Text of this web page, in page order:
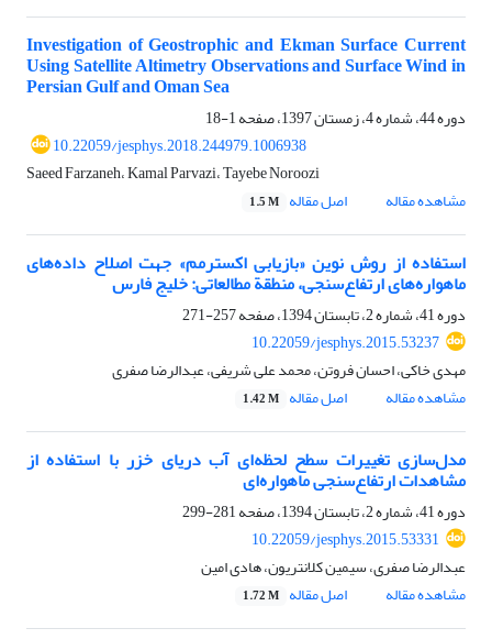
Investigation of Geostrophic and Ekman Surface Current
Using Satellite Altimetry Observations and Surface Wind in
Persian Gulf and Oman Sea
دوره 44، شماره 4، زمستان 1397، صفحه
1-18
10.22059/jesphys.2018.244979.1006938
Saeed Farzaneh، Kamal Parvazi، Tayebe Noroozi
مشاهده مقاله
اصل مقاله 1.5 M
استفاده از روش نوین «بازیابی اکسترمم» جهت اصلاح داده‌های
ماهواره‌های ارتفاع‌سنجی، منطقة مطالعاتی: خلیج فارس
دوره 41، شماره 2، تابستان 1394، صفحه
257-271
10.22059/jesphys.2015.53237
مهدی خاکی، احسان فروتن، محمد علی شریفی، عبدالرضا صفری
مشاهده مقاله
اصل مقاله 1.42 M
مدل‌سازی تغییرات سطح لحظه‌ای آب دریای خزر با استفاده از
مشاهدات ارتفاع‌سنجی ماهواره‌ای
دوره 41، شماره 2، تابستان 1394، صفحه
281-299
10.22059/jesphys.2015.53331
عبدالرضا صفری، سیمین کلانتریون، هادی امین
مشاهده مقاله
اصل مقاله 1.72 M